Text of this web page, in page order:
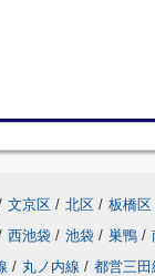
文京区 / 北区 / 板橋区
西池袋 / 池袋 / 巣鴨 /
/ 丸ノ内線 / 都営三田